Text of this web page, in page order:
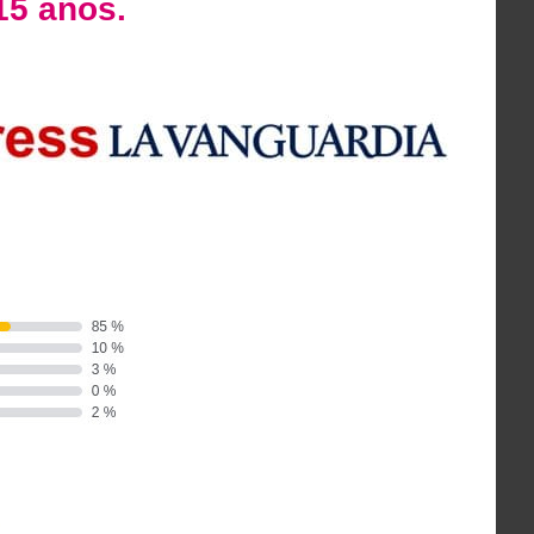
años.